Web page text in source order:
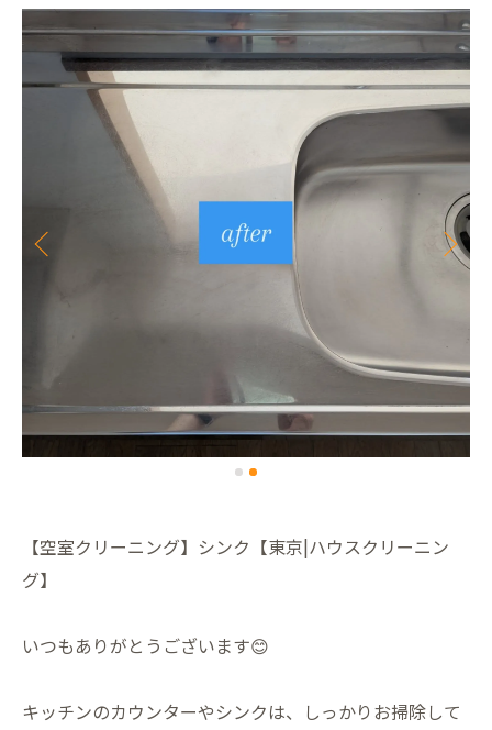
【空室クリーニング】シンク【東京|ハウスクリーニン
グ】
いつもありがとうございます😊
キッチンのカウンターやシンクは、しっかりお掃除して